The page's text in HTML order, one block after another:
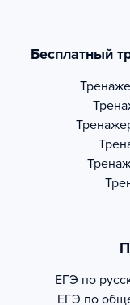
Бесплатный
ЕГЭ по
ЕГЭ по